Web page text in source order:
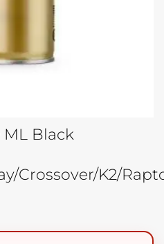
Black
Crossover/K2/